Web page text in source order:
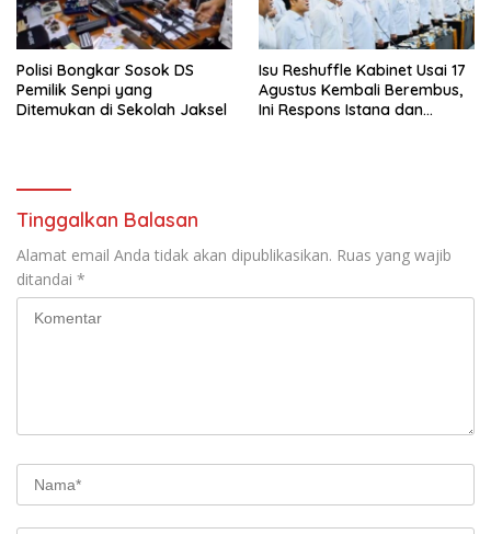
Polisi Bongkar Sosok DS
Pemilik Senpi yang
Ditemukan di Sekolah Jaksel
Isu Reshuffle Kabinet Usai 17
Agustus Kembali Berembus,
Ini Respons Istana dan
Tinggalkan Balasan
Alamat email Anda tidak akan dipublikasikan. Ruas yang wajib
ditandai *